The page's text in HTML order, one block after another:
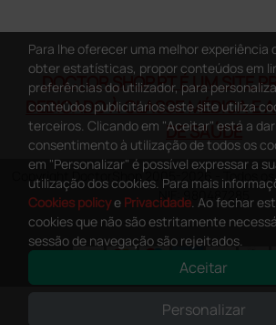
DOCTOR SHOP.PT É UM SITE
DEDICADO À CLASSE MÉDICA E
DE SAÚDE
Copyright DoctorShop 2005-2026 - Todos os
NIF: 980487285
This site is protected by reCAPTCHA and the Google
Para lhe oferecer uma melhor experiência
obter estatísticas, propor conteúdos em
preferências do utilizador, para
conteúdos publicitários este site utiliza
terceiros. Clicando em "Aceitar" está a dar
consentimento à utilização de todos os
em "Personalizar" é possível expressar a
utilização dos cookies. Para mais
Cookies policye Privacidade. Ao fechar
cookies que não são estritamente
sessão de navegação são rejeitados.
Aceitar
Personalizar